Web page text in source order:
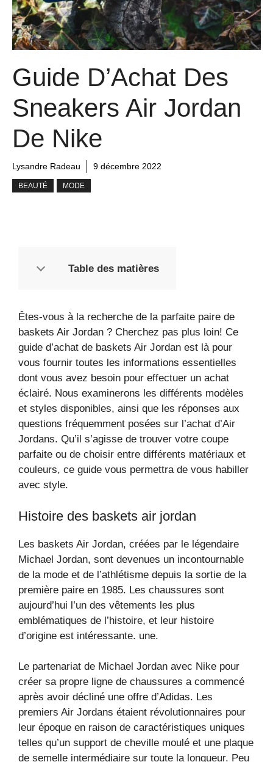
Guide D’Achat Des
Sneakers Air Jordan
De Nike
Lysandre Radeau 9 décembre 2022
BEAUTÉ MODE
Table des matières
Êtes-vous à la recherche de la parfaite paire de
baskets Air Jordan ? Cherchez pas plus loin! Ce
guide d’achat de baskets Air Jordan est là pour
vous fournir toutes les informations essentielles
dont vous avez besoin pour effectuer un achat
éclairé. Nous examinerons les différents modèles
et styles disponibles, ainsi que les réponses aux
questions fréquemment posées sur l’achat d’Air
Jordans. Qu’il s’agisse de trouver votre coupe
parfaite ou de choisir entre différents matériaux et
couleurs, ce guide vous permettra de vous habiller
avec style.
Histoire des baskets air jordan
Les baskets Air Jordan, créées par le légendaire
Michael Jordan, sont devenues un incontournable
de la mode et de l’athlétisme depuis la sortie de la
première paire en 1985. Les chaussures sont
aujourd’hui l’un des vêtements les plus
emblématiques de l’histoire, et leur histoire
d’origine est intéressante. une.
Le partenariat de Michael Jordan avec Nike pour
créer sa propre ligne de chaussures a commencé
après avoir décliné une offre d’Adidas. Les
premiers Air Jordans étaient révolutionnaires pour
leur époque en raison de caractéristiques uniques
telles qu’un support de cheville moulé et une plaque
de semelle intermédiaire sur toute la longueur. Peu